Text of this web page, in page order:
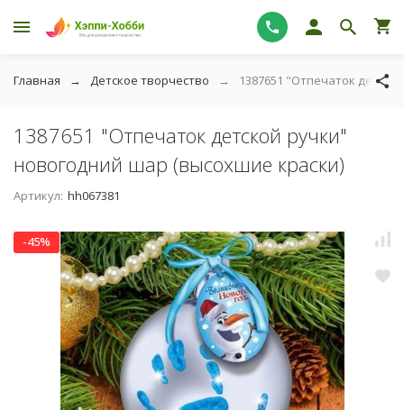
Главная Детское творчество 1387651 "Отпечаток
1387651 "Отпечаток детской ручки"
новогодний шар (высохшие краски)
Артикул: hh067381
-45%